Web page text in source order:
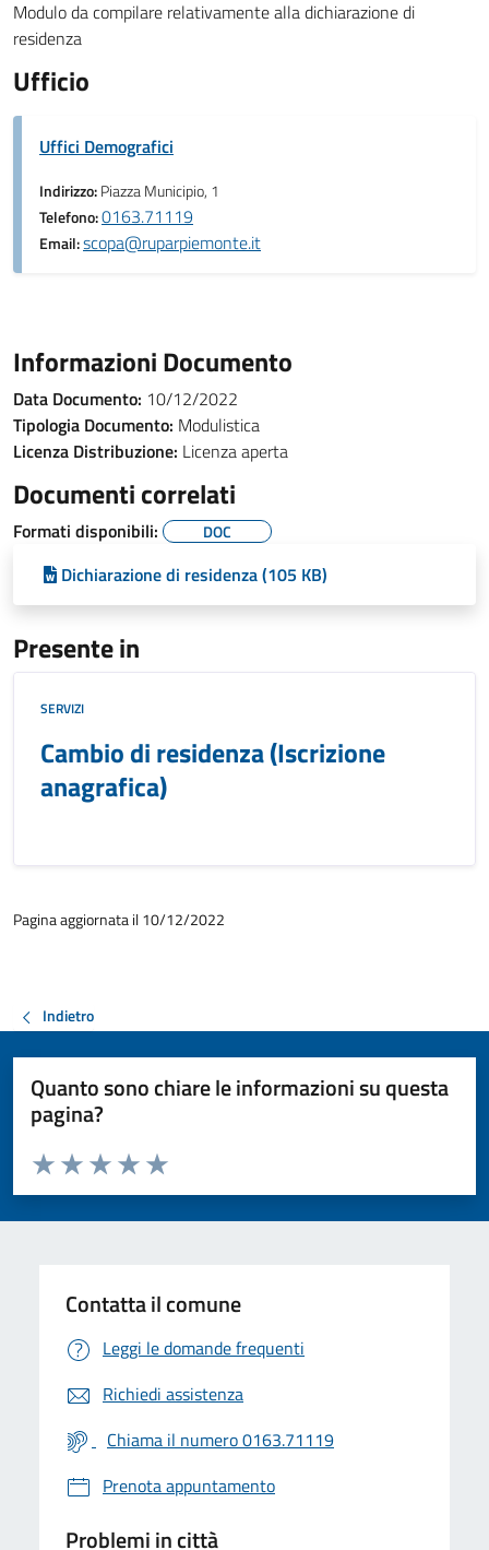
Modulo da compilare relativamente alla dichiarazione di
residenza
Ufficio
Uffici Demografici
Indirizzo:Piazza Municipio, 1
Telefono:0163.71119
Email:scopa@ruparpiemonte.it
Informazioni Documento
Data Documento: 10/12/2022
Tipologia Documento: Modulistica
Licenza Distribuzione: Licenza aperta
Documenti correlati
Formati disponibili: DOC
Dichiarazione di residenza (105 KB)
Presente in
SERVIZI
Cambio di residenza (Iscrizione
anagrafica)
Pagina aggiornata il 10/12/2022
Indietro
Quanto sono chiare le informazioni su questa
pagina?
Valuta da 1 a 5 stelle la pagina
Valuta 5 stelle su 5
Valuta 4 stelle su 5
Valuta 3 stelle su 5
Valuta 2 stelle su 5
Valuta 1 stelle su 5
Contatta il comune
Leggi le domande frequenti
Richiedi assistenza
Chiama il numero 0163.71119
Prenota appuntamento
Problemi in città